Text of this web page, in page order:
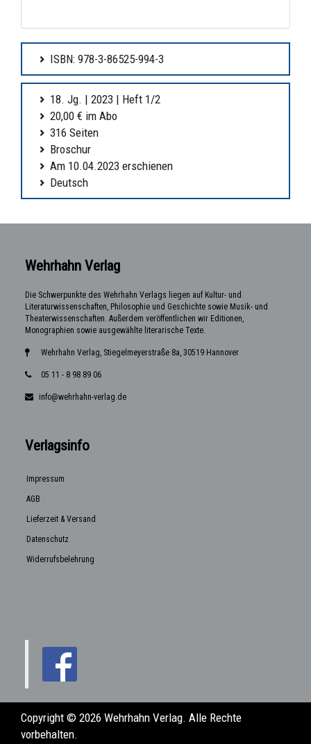
ISBN: 978-3-86525-994-3
18. Jg. | 2023 | Heft 1/2
20,00 € im Abo
316 Seiten
Broschur
Am 10.04.2023 erschienen
Deutsch
Wehrhahn Verlag
Die Schwerpunkte des Wehrhahn Verlags liegen auf Kultur- und
Literaturwissenschaften, Philosophie und Geschichte sowie Musik- und
Theaterwissenschaften. Außerdem veröffentlichen wir Editionen,
Monographien sowie ausgewählte literarische Texte.
Wehrhahn Verlag, Stiegelmeyerstraße 8a, 30519 Hannover
05 11 - 8 98 89 06
info@wehrhahn-verlag.de
Verlagsinfo
Impressum
AGB
Lieferzeit & Versand
Datenschutz
Widerrufsbelehrung
Copyright © 2026 Wehrhahn Verlag. Alle Rechte
vorbehalten.